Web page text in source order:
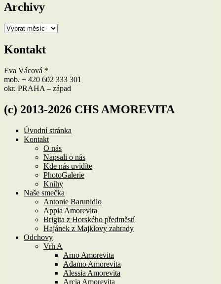
Archivy
Archivy
Kontakt
Eva Vácová *
mob. + 420 602 333 301
okr. PRAHA – západ
(c) 2013-2026 CHS AMOREVITA
Úvodní stránka
Kontakt
O nás
Napsali o nás
Kde nás uvidíte
PhotoGalerie
Knihy
Naše smečka
Antonie Barunidlo
Appia Amorevita
Brigita z Horského předměstí
Hajánek z Majklovy zahrady
Odchovy
Vrh A
Arno Amorevita
Adamo Amorevita
Alessia Amorevita
Arcia Amorevita